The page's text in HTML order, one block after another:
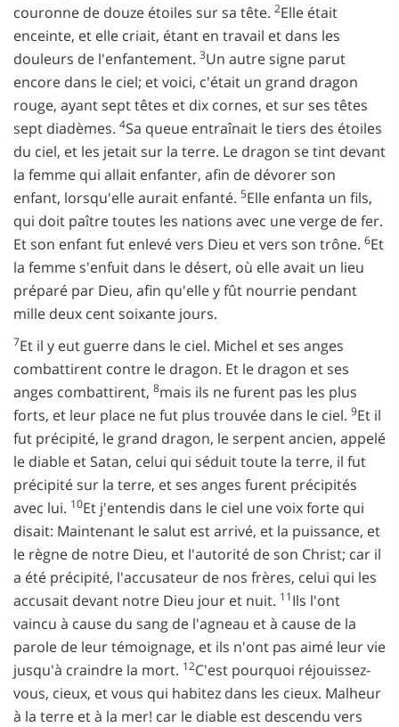
couronne de douze étoiles sur sa tête. 2Elle était
enceinte, et elle criait, étant en travail et dans les
douleurs de l'enfantement. 3Un autre signe parut
encore dans le ciel; et voici, c'était un grand dragon
rouge, ayant sept têtes et dix cornes, et sur ses têtes
sept diadèmes. 4Sa queue entraînait le tiers des étoiles
du ciel, et les jetait sur la terre. Le dragon se tint devant
la femme qui allait enfanter, afin de dévorer son
enfant, lorsqu'elle aurait enfanté. 5Elle enfanta un fils,
qui doit paître toutes les nations avec une verge de fer.
Et son enfant fut enlevé vers Dieu et vers son trône. 6Et
la femme s'enfuit dans le désert, où elle avait un lieu
préparé par Dieu, afin qu'elle y fût nourrie pendant
mille deux cent soixante jours.
7Et il y eut guerre dans le ciel. Michel et ses anges
combattirent contre le dragon. Et le dragon et ses
anges combattirent, 8mais ils ne furent pas les plus
forts, et leur place ne fut plus trouvée dans le ciel. 9Et il
fut précipité, le grand dragon, le serpent ancien, appelé
le diable et Satan, celui qui séduit toute la terre, il fut
précipité sur la terre, et ses anges furent précipités
avec lui. 10Et j'entendis dans le ciel une voix forte qui
disait: Maintenant le salut est arrivé, et la puissance, et
le règne de notre Dieu, et l'autorité de son Christ; car il
a été précipité, l'accusateur de nos frères, celui qui les
accusait devant notre Dieu jour et nuit. 11Ils l'ont
vaincu à cause du sang de l'agneau et à cause de la
parole de leur témoignage, et ils n'ont pas aimé leur vie
jusqu'à craindre la mort. 12C'est pourquoi réjouissez-
vous, cieux, et vous qui habitez dans les cieux. Malheur
à la terre et à la mer! car le diable est descendu vers